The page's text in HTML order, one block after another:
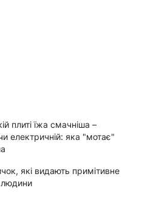
плиті їжа смачніша –
чи електричній: яка "мотає"
які видають примітивне